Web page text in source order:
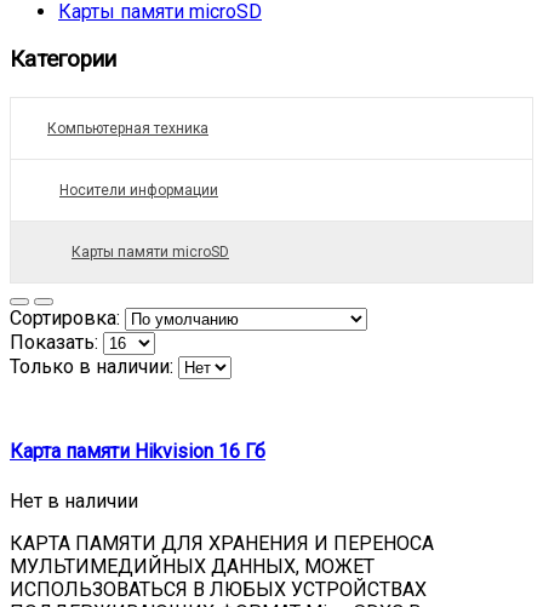
Карты памяти microSD
Категории
Компьютерная техника
Носители информации
Карты памяти microSD
Сортировка:
Показать:
Только в наличии:
Карта памяти Hikvision 16 Гб
Нет в наличии
КАРТА ПАМЯТИ ДЛЯ ХРАНЕНИЯ И ПЕРЕНОСА
МУЛЬТИМЕДИЙНЫХ ДАННЫХ, МОЖЕТ
ИСПОЛЬЗОВАТЬСЯ В ЛЮБЫХ УСТРОЙСТВАХ